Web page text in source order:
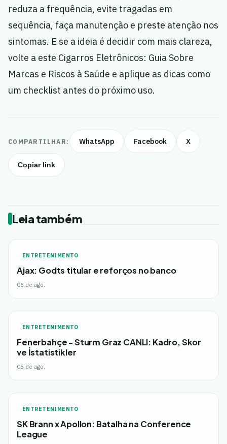
reduza a frequência, evite tragadas em
sequência, faça manutenção e preste atenção nos
sintomas. E se a ideia é decidir com mais clareza,
volte a este Cigarros Eletrônicos: Guia Sobre
Marcas e Riscos à Saúde e aplique as dicas como
um checklist antes do próximo uso.
COMPARTILHAR: WhatsApp Facebook X
Copiar link
Leia também
ENTRETENIMENTO
Ajax: Godts titular e reforços no banco
06 de ago.
ENTRETENIMENTO
Fenerbahçe - Sturm Graz CANLI: Kadro, Skor
ve İstatistikler
05 de ago.
ENTRETENIMENTO
SK Brann x Apollon: Batalha na Conference
League